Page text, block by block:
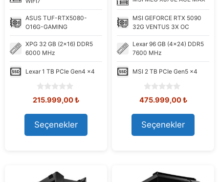
ASUS TUF-RTX5080-
O16G-GAMING
XPG 32 GB (2x16) DDR5
6000 MHz
Lexar 1 TB PCIe Gen4 x4
0
o
u
t
o
f
Orijinal
219.815,16 ₺.
215.999,00₺Şu
Seçenekler
MSI GEFORCE RTX 5090
32G VENTUS 3X OC
Lexar 96 GB (4x24) DDR5
7600 MHz
MSI 2 TB PCIe Gen5 x4
0
o
u
t
o
f
Orijinal
582.037,18 ₺.
475.999,00₺Şu
Seçenekler